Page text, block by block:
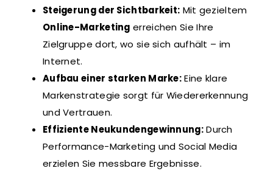
Steigerung der Sichtbarkeit: Mit gezieltem
Online-Marketing erreichen Sie Ihre
Zielgruppe dort, wo sie sich aufhält – im
Internet.
Aufbau einer starken Marke:Eine klare
Markenstrategie sorgt für Wiedererkennung
und Vertrauen.
Effiziente Neukundengewinnung:Durch
Performance-Marketing und Social Media
erzielen Sie messbare Ergebnisse.